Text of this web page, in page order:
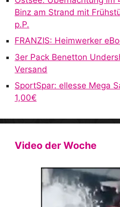
Binz am Strand mit
p.P.
FRANZIS: Heimwerker
3er Pack Benetton
Versand
SportSpar: ellesse Mega
1,00€
Video der Woche